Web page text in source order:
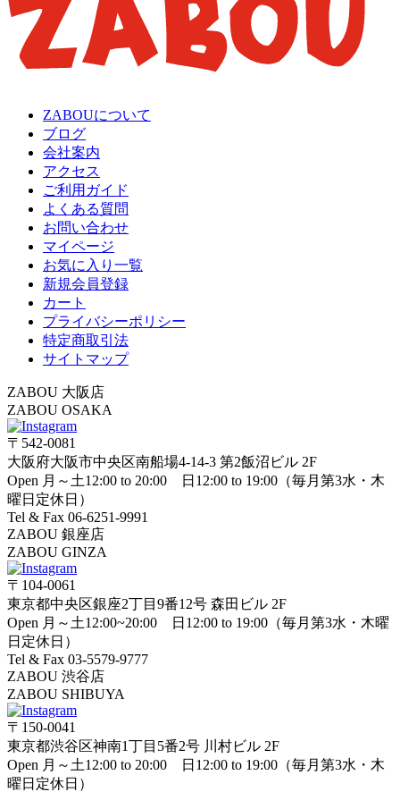
ZABOUについて
ブログ
会社案内
アクセス
ご利用ガイド
よくある質問
お問い合わせ
マイページ
お気に入り一覧
新規会員登録
カート
プライバシーポリシー
特定商取引法
サイトマップ
ZABOU 大阪店
ZABOU OSAKA
〒542-0081
大阪府大阪市中央区南船場4-14-3 第2飯沼ビル 2F
Open 月～土12:00 to 20:00 日12:00 to 19:00（毎月第3水・木
曜日定休日）
Tel & Fax 06-6251-9991
ZABOU 銀座店
ZABOU GINZA
〒104-0061
東京都中央区銀座2丁目9番12号 森田ビル 2F
Open 月～土12:00~20:00 日12:00 to 19:00（毎月第3水・木曜
日定休日）
Tel & Fax 03-5579-9777
ZABOU 渋谷店
ZABOU SHIBUYA
〒150-0041
東京都渋谷区神南1丁目5番2号 川村ビル 2F
Open 月～土12:00 to 20:00 日12:00 to 19:00（毎月第3水・木
曜日定休日）